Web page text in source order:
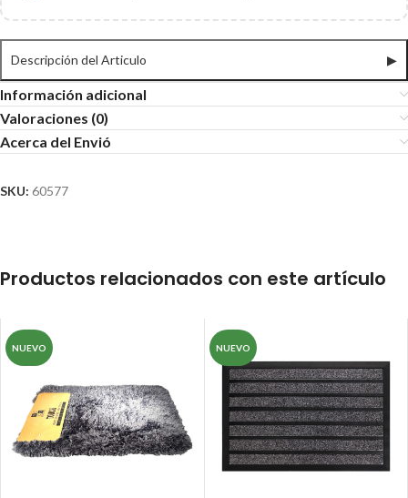
Descripción del Articulo ▶
Información adicional
Valoraciones (0)
Acerca del Envió
SKU: 60577
Productos relacionados con este artículo
NUEVO NUEVO